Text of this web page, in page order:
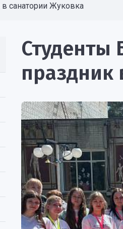
санатории Жуковка
Студенты
праздник